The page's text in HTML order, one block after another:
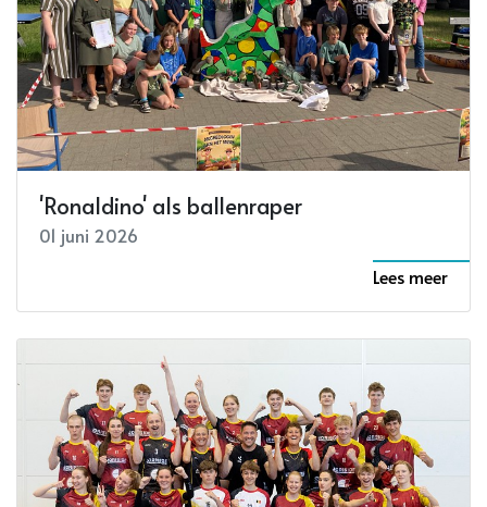
'Ronaldino' als ballenraper
01 juni 2026
Lees meer